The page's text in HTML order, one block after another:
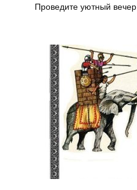
Проведите уютный вечер